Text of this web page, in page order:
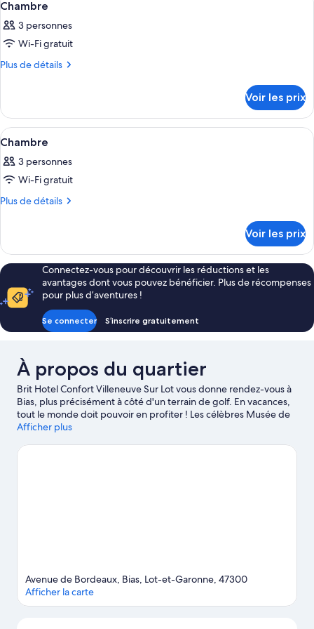
Chambre
de
Chambre
toutes
les
photos
pour
de
chambre :
Chambre
5
Chambre
3 personnes
Wi-Fi gratuit
Plus de détails
Plus
le
type
de
Chambre
Voir les prix
Afficher
toutes
les
photos
pour
de
chambre :
Chambre
Une chambre d’hôtel avec un
3
Chambre
3 personnes
Wi-Fi gratuit
Plus de détails
Plus
le
type
de
chambre
Chambre
Voir les prix
Connectez-vous pour découvrir les réductions et les
avantages dont vous pouvez bénéficier. Plus de récompenses
pour plus d’aventures !
Se connecter S’inscrire gratuitement
À propos du quartier
Brit Hotel Confort Villeneuve Sur Lot vous donne rendez-vous à
Bias, plus précisément à côté d'un terrain de golf. En vacances,
tout le monde doit pouvoir en profiter ! Les célèbres Musée de
Gajac et Ferme et Musée du Pruneau raviront les amoureux de
La Maison de la Noisette donneront le sourire aux mordus de
Afficher plus
Avenue de Bordeaux, Bias, Lot-et-Garonne, 47300
Afficher la carte